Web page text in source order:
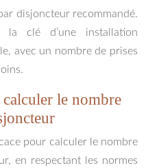
disjoncteur recommandé.
la clé d’une installation
avec un nombre de prises
le nombre
pour calculer le nombre
en respectant les normes